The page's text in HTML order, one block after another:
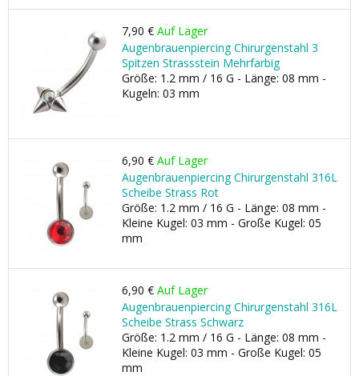
7,90 € Auf Lager
Augenbrauenpiercing Chirurgenstahl 3
Spitzen Strassstein Mehrfarbig
Größe: 1.2 mm / 16 G - Länge: 08 mm -
Kugeln: 03 mm
6,90 € Auf Lager
Augenbrauenpiercing Chirurgenstahl 316L
Scheibe Strass Rot
Größe: 1.2 mm / 16 G - Länge: 08 mm -
Kleine Kugel: 03 mm - Große Kugel: 05
mm
6,90 € Auf Lager
Augenbrauenpiercing Chirurgenstahl 316L
Scheibe Strass Schwarz
Größe: 1.2 mm / 16 G - Länge: 08 mm -
Kleine Kugel: 03 mm - Große Kugel: 05
mm